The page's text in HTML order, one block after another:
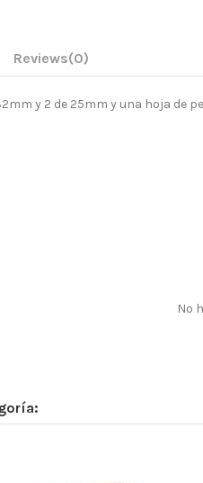
Reviews(0)
y 2 de 25mm y una hoja de
No